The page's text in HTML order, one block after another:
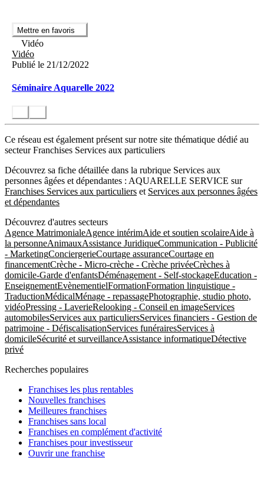
Mettre en favoris
Vidéo
Vidéo
Publié le 21/12/2022
Séminaire Aquarelle 2022
Ce réseau est également présent sur notre site thématique dédié au
secteur Franchises Services aux particuliers
Découvrez sa fiche détaillée dans la rubrique Services aux
personnes âgées et dépendantes : AQUARELLE SERVICE sur
Franchises Services aux particuliers et Services aux personnes âgées
et dépendantes
Découvrez d'autres secteurs
Agence MatrimonialeAgence intérimAide et soutien scolaireAide à
la personneAnimauxAssistance JuridiqueCommunication - Publicité
- MarketingConciergerieCourtage assuranceCourtage en
financementCrèche - Micro-crèche - Crèche privéeCrèches à
domicile-Garde d'enfantsDéménagement - Self-stockageEducation -
EnseignementEvènementielFormationFormation linguistique -
TraductionMédicalMénage - repassagePhotographie, studio photo,
vidéoPressing - LaverieRelooking - Conseil en imageServices
automobilesServices aux particuliersServices financiers - Gestion de
patrimoine - DéfiscalisationServices funérairesServices à
domicileSécurité et surveillanceAssistance informatiqueDétective
privé
Recherches populaires
Franchises les plus rentables
Nouvelles franchises
Meilleures franchises
Franchises sans local
Franchises en complément d'activité
Franchises pour investisseur
Ouvrir une franchise